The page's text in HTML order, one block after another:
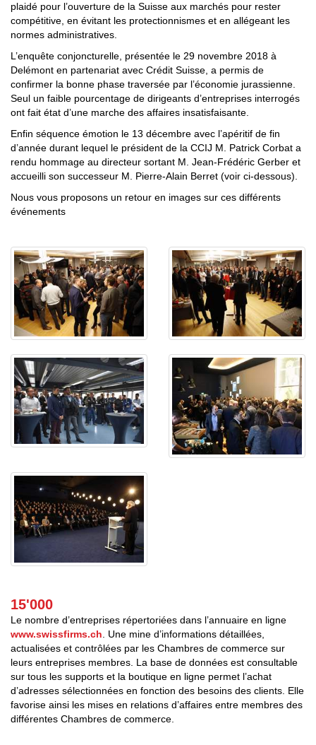
plaidé pour l’ouverture de la Suisse aux marchés pour rester
compétitive, en évitant les protectionnismes et en allégeant les
normes administratives.
L’enquête conjoncturelle, présentée le 29 novembre 2018 à
Delémont en partenariat avec Crédit Suisse, a permis de
confirmer la bonne phase traversée par l’économie jurassienne.
Seul un faible pourcentage de dirigeants d’entreprises interrogés
ont fait état d’une marche des affaires insatisfaisante.
Enfin séquence émotion le 13 décembre avec l’apéritif de fin
d’année durant lequel le président de la CCIJ M. Patrick Corbat a
rendu hommage au directeur sortant M. Jean-Frédéric Gerber et
accueilli son successeur M. Pierre-Alain Berret (voir ci-dessous).
Nous vous proposons un retour en images sur ces différents
événements
15'000
Le nombre d’entreprises répertoriées dans l’annuaire en ligne
www.swissfirms.ch . Une mine d’informations détaillées,
actualisées et contrôlées par les Chambres de commerce sur
leurs entreprises membres. La base de données est consultable
sur tous les supports et la boutique en ligne permet l’achat
d’adresses sélectionnées en fonction des besoins des clients. Elle
favorise ainsi les mises en relations d’affaires entre membres des
différentes Chambres de commerce.